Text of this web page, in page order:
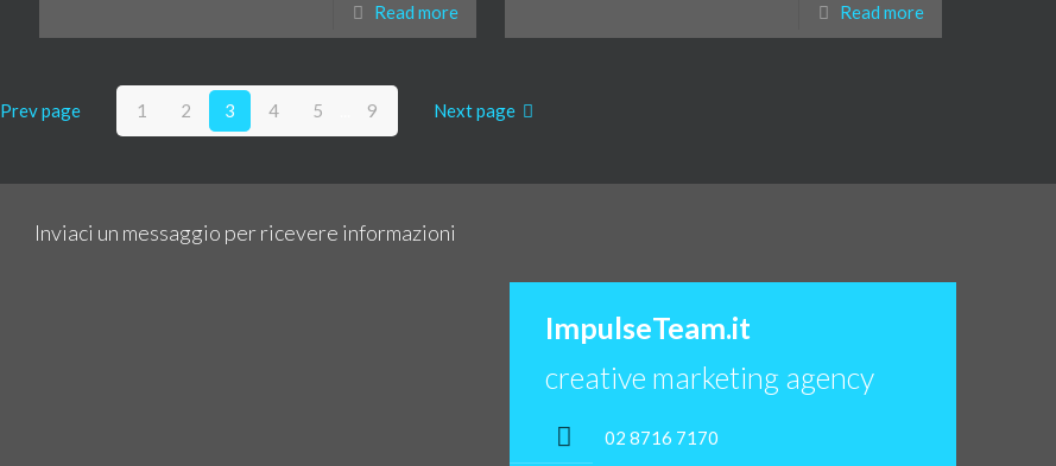
Read more Read more
Prev page 1 2 3 4 5 9 Next page
Inviaci un messaggio per ricevere informazioni
ImpulseTeam.it
creative marketing agency
02 8716 7170